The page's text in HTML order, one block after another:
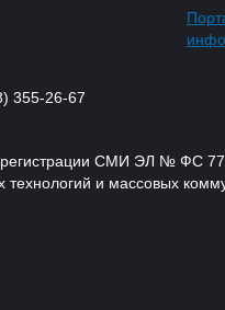
355-26-67
регистрации СМИ ЭЛ № ФС
и массовых